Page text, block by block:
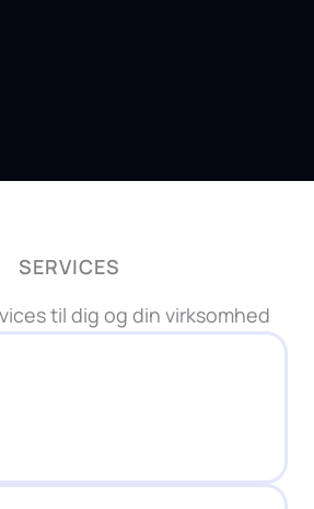
SERVICES
til dig og din virksomhed